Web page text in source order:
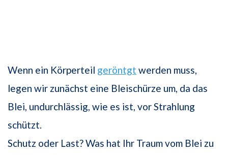
Wenn ein Körperteil geröntgt werden muss,
legen wir zunächst eine Bleischürze um, da das
Blei, undurchlässig, wie es ist, vor Strahlung
schützt.
Schutz oder Last? Was hat Ihr Traum vom Blei zu